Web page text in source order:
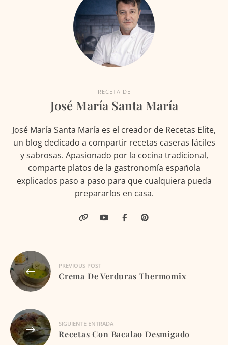
RECETA DE
José María Santa María
José María Santa María es el creador de Recetas Elite,
un blog dedicado a compartir recetas caseras fáciles
y sabrosas. Apasionado por la cocina tradicional,
comparte platos de la gastronomía española
explicados paso a paso para que cualquiera pueda
prepararlos en casa.
Navegación
de
entradas
PREVIOUS POST
Crema De Verduras Thermomix
SIGUIENTE ENTRADA
Recetas Con Bacalao Desmigado